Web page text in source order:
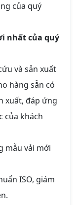
của quý
nhất của quý
và sản xuất
hàng sẵn có
xuất, đáp ứng
của khách
mẫu vải mới
ISO, giám